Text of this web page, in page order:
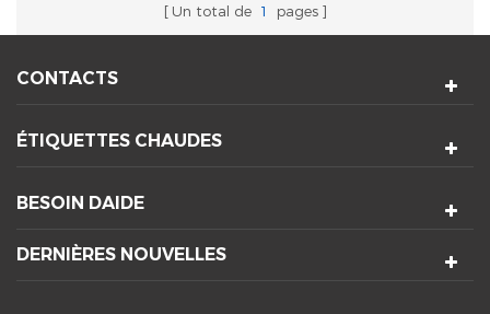
Un total de 1 pages
CONTACTS
ÉTIQUETTES CHAUDES
BESOIN DAIDE
DERNIÈRES NOUVELLES